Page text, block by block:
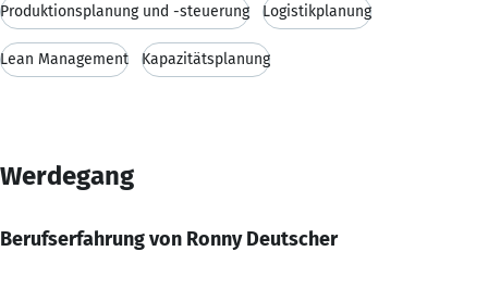
Produktionsplanung und -steuerung Logistikplanung
Lean Management Kapazitätsplanung
Werdegang
Berufserfahrung von Ronny Deutscher